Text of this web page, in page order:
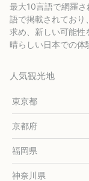
最大10言語で網羅
語で掲載されており
求め、新しい可能性
晴らしい日本での体
人気観光地
東京都
京都府
福岡県
神奈川県